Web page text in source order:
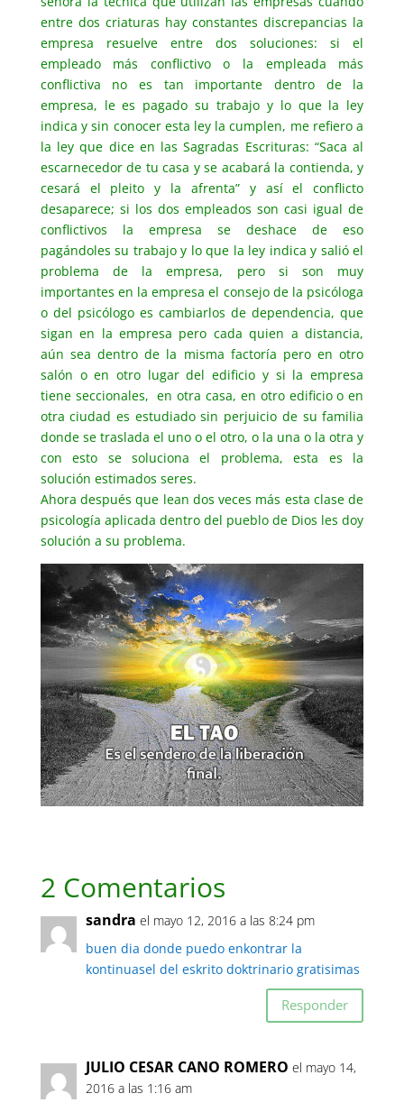
entre dos criaturas hay constantes discrepancias la
empresa resuelve entre dos soluciones: si el
empleado más conflictivo o la empleada más
conflictiva no es tan importante dentro de la
empresa, le es pagado su trabajo y lo que la ley
indica y sin conocer esta ley la cumplen, me refiero a
la ley que dice en las Sagradas Escrituras: “Saca al
escarnecedor de tu casa y se acabará la contienda, y
cesará el pleito y la afrenta” y así el conflicto
desaparece; si los dos empleados son casi igual de
conflictivos la empresa se deshace de eso
pagándoles su trabajo y lo que la ley indica y salió el
problema de la empresa, pero si son muy
importantes en la empresa el consejo de la psicóloga
o del psicólogo es cambiarlos de dependencia, que
sigan en la empresa pero cada quien a distancia,
aún sea dentro de la misma factoría pero en otro
salón o en otro lugar del edificio y si la empresa
tiene seccionales, en otra casa, en otro edificio o en
otra ciudad es estudiado sin perjuicio de su familia
donde se traslada el uno o el otro, o la una o la otra y
con esto se soluciona el problema, esta es la
solución estimados seres.
Ahora después que lean dos veces más esta clase de
psicología aplicada dentro del pueblo de Dios les doy
solución a su problema.
2 Comentarios
sandra el mayo 12, 2016 a las 8:24 pm
buen dia donde puedo enkontrar la
kontinuasel del eskrito doktrinario gratisimas
Responder
JULIO CESAR CANO ROMERO el mayo 14,
2016 a las 1:16 am